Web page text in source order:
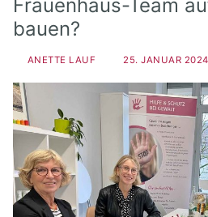
Frauenhaus-Team
bauen?
ANETTE LAUF 25. JANUAR 2024